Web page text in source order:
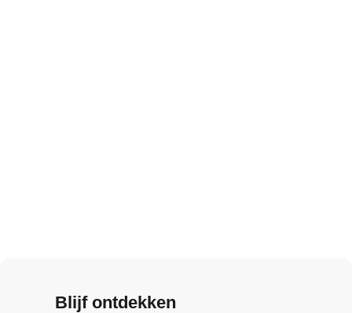
Blijf ontdekken